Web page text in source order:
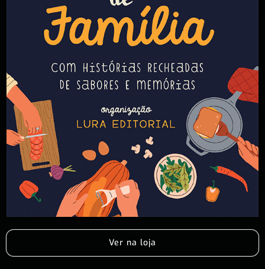
Ver na loja